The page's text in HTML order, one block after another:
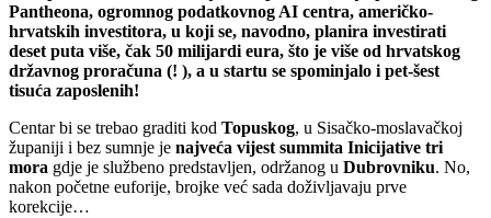
Pantheona, ogromnog podatkovnog AI centra, američko-
hrvatskih investitora, u koji se, navodno, planira investirati
deset puta više, čak 50 milijardi eura, što je više od hrvatskog
državnog proračuna (! ), a u startu se spominjalo i pet-šest
tisuća zaposlenih!
Centar bi se trebao graditi kod Topuskog, u Sisačko-moslavačkoj
županiji i bez sumnje je najveća vijest summita Inicijative tri
mora gdje je službeno predstavljen, održanog u Dubrovniku. No,
nakon početne euforije, brojke već sada doživljavaju prve
korekcije…